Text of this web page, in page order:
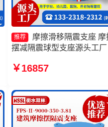
推荐
摩擦滑移隔震支座 摩
摆减隔震球型支座源头工
400-4.11 摩擦摆减隔震球
￥16857